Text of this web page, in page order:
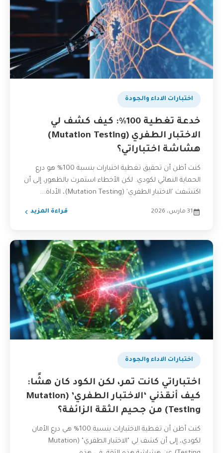
اختبارات الاداء والجودة
خدعة تغطية 100%: كيف كشف لي
الاختبار الطفري (Mutation Testing)
هشاشة اختباراتي؟
كنت أظن أن تحقيق تغطية اختبارات بنسبة 100% هو درع
الحماية النهائي لكودي. لكن الأخطاء استمرت بالظهور، إلى أن
اكتشفت 'الاختبار الطفري' (Mutation Testing)، الأداة...
31 مارس، 2026 قراءة المزيد
اختبارات الاداء والجودة
اختباراتي كانت تمر، لكن الكود كان هشًا:
كيف أنقذني ‘الاختبار الطفري’ (Mutation
Testing) من جحيم الثقة الزائفة؟
كنت أظن أن تغطية الاختبارات بنسبة 100% هي درع الأمان
لكودي، إلى أن كشف لي "الاختبار الطفري" (Mutation